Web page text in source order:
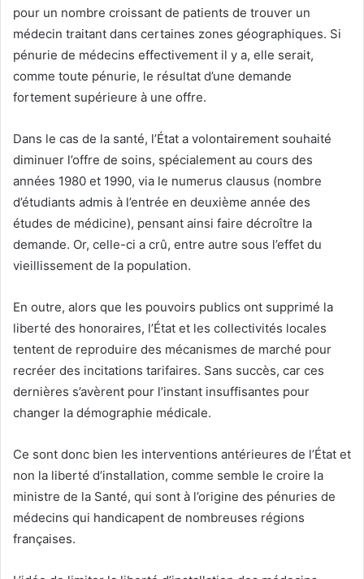
pour un nombre croissant de patients de trouver un
médecin traitant dans certaines zones géographiques. Si
pénurie de médecins effectivement il y a, elle serait,
comme toute pénurie, le résultat d’une demande
fortement supérieure à une offre.
Dans le cas de la santé, l’État a volontairement souhaité
diminuer l’offre de soins, spécialement au cours des
années 1980 et 1990, via le numerus clausus (nombre
d’étudiants admis à l’entrée en deuxième année des
études de médicine), pensant ainsi faire décroître la
demande. Or, celle-ci a crû, entre autre sous l’effet du
vieillissement de la population.
En outre, alors que les pouvoirs publics ont supprimé la
liberté des honoraires, l’État et les collectivités locales
tentent de reproduire des mécanismes de marché pour
recréer des incitations tarifaires. Sans succès, car ces
dernières s’avèrent pour l’instant insuffisantes pour
changer la démographie médicale.
Ce sont donc bien les interventions antérieures de l’État et
non la liberté d’installation, comme semble le croire la
ministre de la Santé, qui sont à l’origine des pénuries de
médecins qui handicapent de nombreuses régions
françaises.